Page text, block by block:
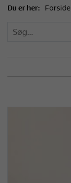
Du er her: Forside